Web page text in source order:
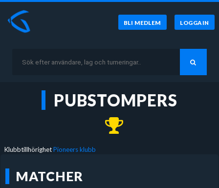
BLI MEDLEM LOGGA IN
PUBSTOMPERS
KlubbtillhörighetPioneers klubb
MATCHER